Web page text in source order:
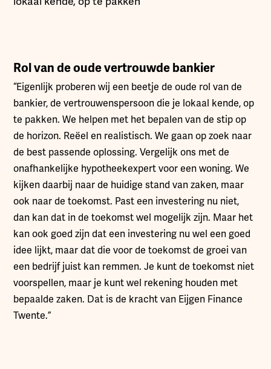
Rol van de oude vertrouwde bankier
“Eigenlijk proberen wij een beetje de oude rol van de
bankier, de vertrouwenspersoon die je lokaal kende, op
te pakken. We helpen met het bepalen van de stip op
de horizon. Reëel en realistisch. We gaan op zoek naar
de best passende oplossing. Vergelijk ons met de
onafhankelijke hypotheekexpert voor een woning. We
kijken daarbij naar de huidige stand van zaken, maar
ook naar de toekomst. Past een investering nu niet,
dan kan dat in de toekomst wel mogelijk zijn. Maar het
kan ook goed zijn dat een investering nu wel een goed
idee lijkt, maar dat die voor de toekomst de groei van
een bedrijf juist kan remmen. Je kunt de toekomst niet
voorspellen, maar je kunt wel rekening houden met
bepaalde zaken. Dat is de kracht van Eijgen Finance
Twente.”